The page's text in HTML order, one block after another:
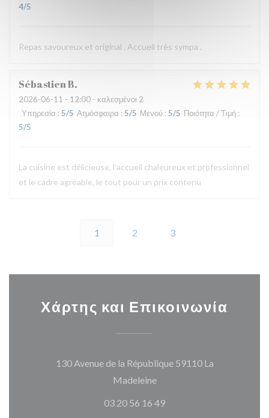
4/5
Repas savoureux et original . Accueil très sympa .
SébastienB
2026-06-11 - 12:00 - καλεσμένοι 2
Υπηρεσία : 5/5 Ατμόσφαιρα :5/5 Μενού : 5/5 Ποιότητα / Τιμή :
5/5
La cuisine est délicieuse, l’accueil chaleureux et professionnel
et le cadre agréable, le tout pour un prix contenu
1 2 3
Χάρτης και Επικοινωνία
130 Avenue de la République 59110 La
Madeleine((ανοίγει σε νέο
03 20 56 16 49